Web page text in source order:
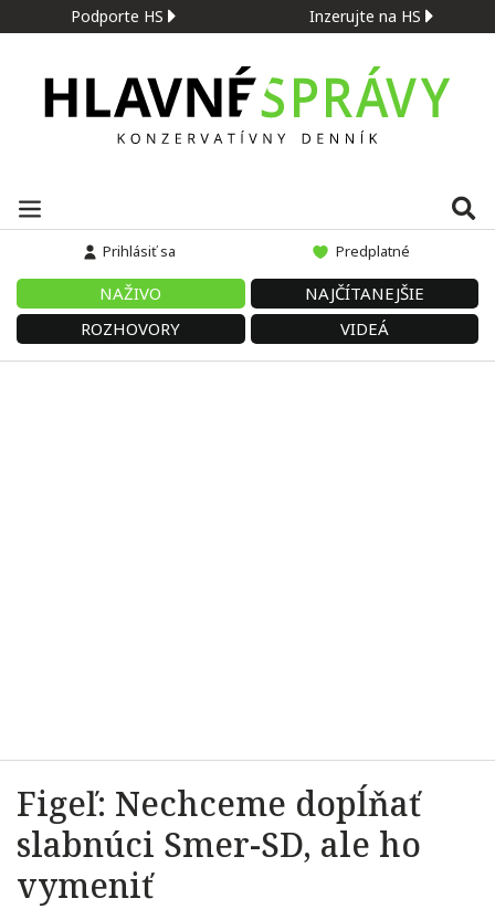
Podporte HS Inzerujte na HS
Prihlásiť sa Predplatné
NAŽIVO
NAJČÍTANEJŠIE
ROZHOVORY
VIDEÁ
Figeľ: Nechceme dopĺňať
slabnúci Smer-SD, ale ho
vymeniť